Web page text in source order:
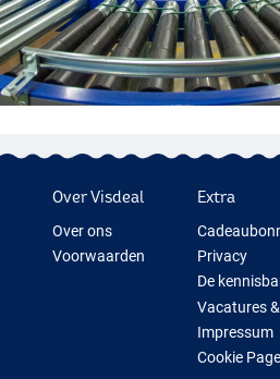
Over Visdeal
Over ons
Voorwaarden
Extra
Privacy
De
Vacatures
Impressum
Cookie Page